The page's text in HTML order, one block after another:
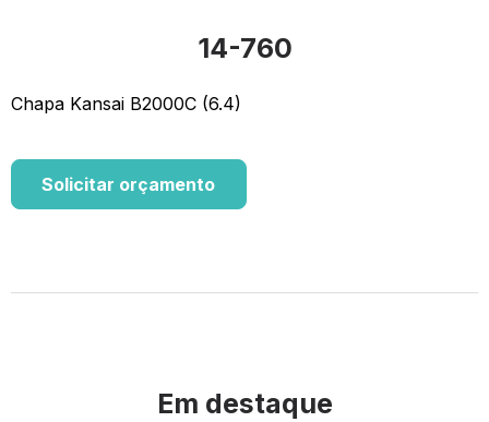
14-760
Chapa Kansai B2000C (6.4)
Solicitar orçamento
Em destaque